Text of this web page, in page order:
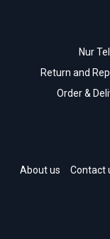
Nur
Return and
Order &
About us Contact